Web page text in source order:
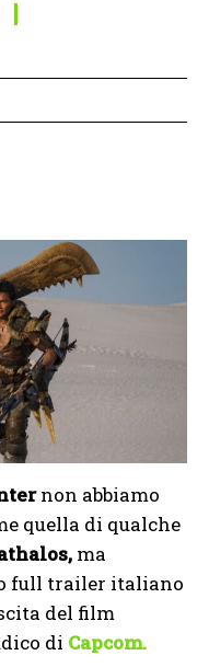
non abbiamo
quella di qualche
ma
full trailer italiano
del film
di Capcom.